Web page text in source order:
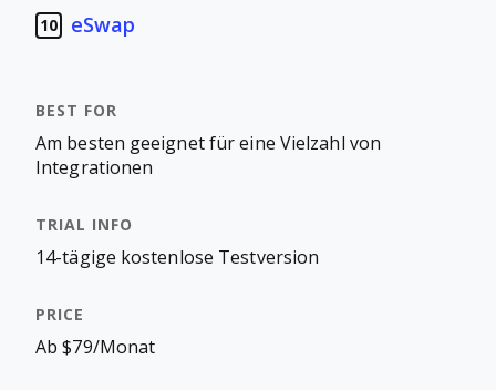
10 eSwap
Am besten geeignet für eine Vielzahl von
Integrationen
14-tägige kostenlose Testversion
Ab $79/Monat